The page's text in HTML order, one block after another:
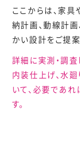
ここからは、家
納計画、動線計画
かい設計をご提案
詳細に実測・調査
内装仕上げ、水
いて、必要であ
す。